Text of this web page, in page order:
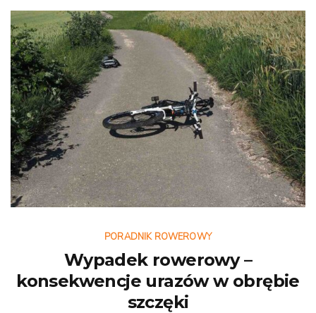
PORADNIK ROWEROWY
Wypadek rowerowy –
konsekwencje urazów w obrębie
szczęki